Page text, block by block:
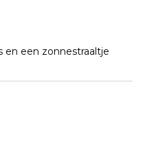
en een zonnestraaltje